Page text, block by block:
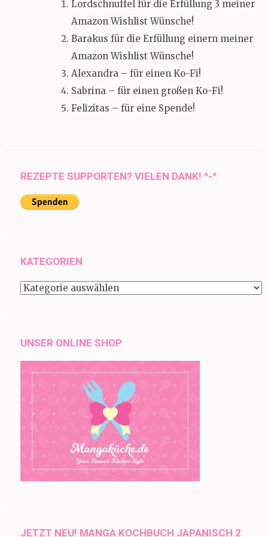
Lordschnuffel für die Erfüllung 3 meiner
Amazon Wishlist Wünsche!
Barakus für die Erfüllung einern meiner
Amazon Wishlist Wünsche!
Alexandra – für einen Ko-Fi!
Sabrina – für einen großen Ko-Fi!
Felizitas – für eine Spende!
REZEPTE SUPPORTEN? VIELEN DANK! ^-^
KATEGORIEN
Kategorien
UNSER ONLINE SHOP
JETZT NEU! MANGA KOCHBUCH JAPANISCH 2